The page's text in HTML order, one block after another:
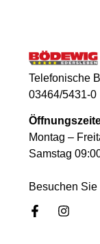
Telefonische
03464/5431-0
Montag –
Samstag
Besuchen